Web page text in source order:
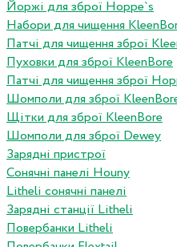
Йоржі для зброї Hoppe`s
Набори для чищення
Патчі для чищення зброї
Пуховки для зброї KleenBore
Патчі для чищення зброї
Шомполи для зброї
Щітки для зброї KleenBore
Шомполи для зброї Dewey
Зарядні пристрої
Сонячні панелі Houny
Litheli сонячні панелі
Зарядні станції Litheli
Повербанки Litheli